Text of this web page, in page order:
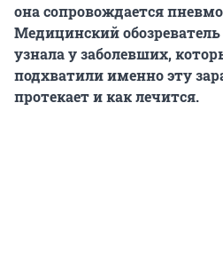
она сопровождается
Медицинский
узнала у заболевших,
подхватили именно эту
протекает и как лечится.